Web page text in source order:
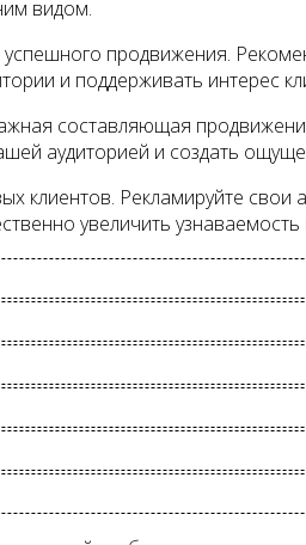
видом.
продвижения.
и поддерживать интерес
составляющая
аудиторией и создать
клиентов. Рекламируйте
увеличить